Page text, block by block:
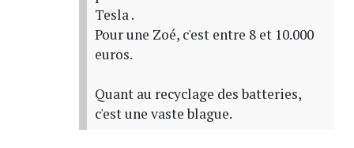
Tesla .
Pour une Zoé, c'est entre 8 et 10.000
euros.
Quant au recyclage des batteries,
c'est une vaste blague.